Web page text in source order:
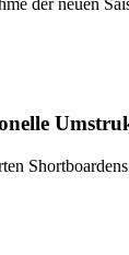
der neuen